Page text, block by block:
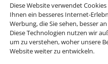
Diese Website verwendet
Ihnen ein besseres Internet-
Werbung, die Sie sehen, besser
Diese Technologien nutzen wir
um zu verstehen, woher unsere
Website weiter zu entwickeln.